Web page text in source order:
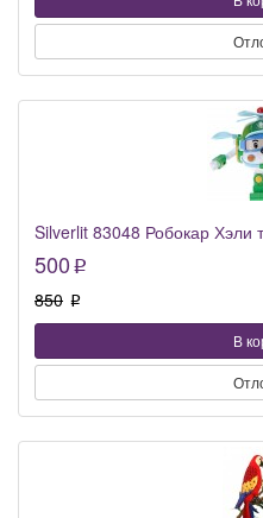
Silverlit 83048 Робокар
500 p
850 p
В